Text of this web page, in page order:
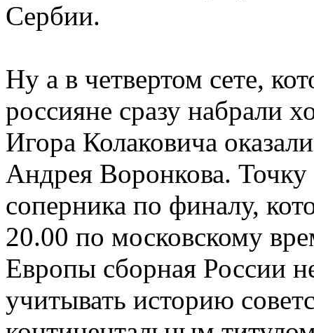
Сербии.
Ну а в четвертом сете,
россияне сразу набрали
Игора Колаковича
Андрея Воронкова.
соперника по финалу,
20.00 по московскому
Европы сборная России
учитывать историю